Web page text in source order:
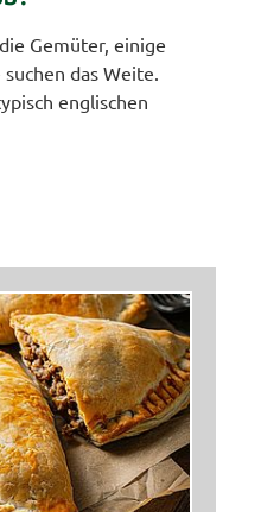
Gemüter, einige
das Weite.
englischen